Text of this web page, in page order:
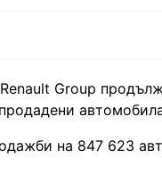
Group
на 847 623